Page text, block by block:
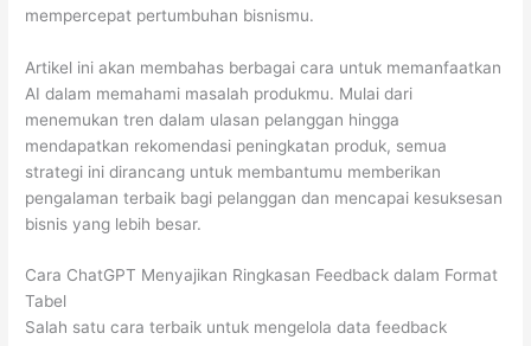
mempercepat pertumbuhan bisnismu.
Artikel ini akan membahas berbagai cara untuk memanfaatkan
AI dalam memahami masalah produkmu. Mulai dari
menemukan tren dalam ulasan pelanggan hingga
mendapatkan rekomendasi peningkatan produk, semua
strategi ini dirancang untuk membantumu memberikan
pengalaman terbaik bagi pelanggan dan mencapai kesuksesan
bisnis yang lebih besar.
Cara ChatGPT Menyajikan Ringkasan Feedback dalam Format
Tabel
Salah satu cara terbaik untuk mengelola data feedback